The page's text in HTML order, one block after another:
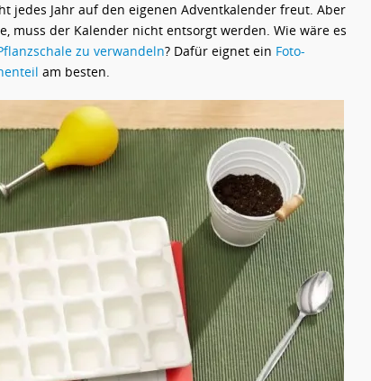
jedes Jahr auf den eigenen Adventkalender freut. Aber
muss der Kalender nicht entsorgt werden. Wie wäre es
zu verwandeln? Dafür eignet ein Foto-
am besten.